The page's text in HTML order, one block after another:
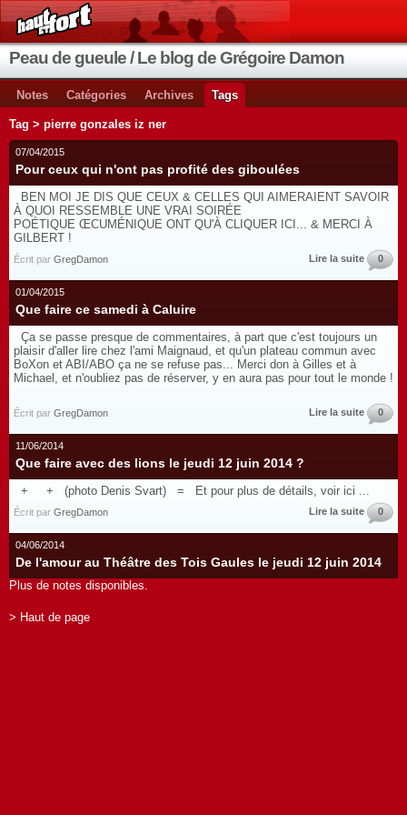
Peau de gueule / Le blog de Grégoire Damon
Notes Catégories Archives Tags
Tag > pierre gonzales iz ner
07/04/2015
Pour ceux qui n'ont pas profité des giboulées
BEN MOI JE DIS QUE CEUX & CELLES QUI AIMERAIENT SAVOIR
À QUOI RESSEMBLE UNE VRAI SOIRÉE
POÉTIQUE ŒCUMÉNIQUE ONT QU'À CLIQUER ICI... & MERCI À
GILBERT !
Écrit par GregDamon Lire la suite 0
01/04/2015
Que faire ce samedi à Caluire
Ça se passe presque de commentaires, à part que c'est toujours un
plaisir d'aller lire chez l'ami Maignaud, et qu'un plateau commun avec
BoXon et ABI/ABO ça ne se refuse pas... Merci don à Gilles et à
Michael, et n'oubliez pas de réserver, y en aura pas pour tout le monde !
Écrit par GregDamon Lire la suite 0
11/06/2014
Que faire avec des lions le jeudi 12 juin 2014 ?
+ + (photo Denis Svart) = Et pour plus de détails, voir ici ...
Écrit par GregDamon Lire la suite 0
04/06/2014
De l'amour au Théâtre des Tois Gaules le jeudi 12 juin 2014
Plus de notes disponibles.
> Haut de page